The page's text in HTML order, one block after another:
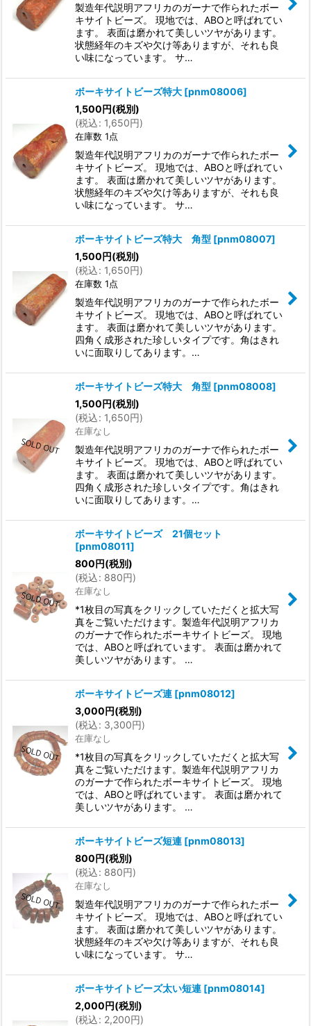
製造年代説明アフリカのガーナで作られたボー
キサイトビーズ。 現地では、ABOと呼ばれてい
ます。 表面は磨かれて美しいツヤがあります。
状態経年のキズや欠け等ありますが、それも良
い味になっています。 サ…
ボーキサイトビーズ特大 [pnm08006]
1,500円(税別)
(税込: 1,650円)
在庫数 1点
製造年代説明アフリカのガーナで作られたボー
キサイトビーズ。 現地では、ABOと呼ばれてい
ます。 表面は磨かれて美しいツヤがあります。
状態経年のキズや欠け等ありますが、それも良
い味になっています。 サ…
ボーキサイトビーズ特大 角型 [pnm08007]
1,500円(税別)
(税込: 1,650円)
在庫数 1点
製造年代説明アフリカのガーナで作られたボー
キサイトビーズ。 現地では、ABOと呼ばれてい
ます。 表面は磨かれて美しいツヤがあります。
四角く成形された珍しいタイプです。角はきれ
いに面取りしてあります。…
ボーキサイトビーズ特大 角型 [pnm08008]
1,500円(税別)
(税込: 1,650円)
在庫なし
製造年代説明アフリカのガーナで作られたボー
キサイトビーズ。 現地では、ABOと呼ばれてい
ます。 表面は磨かれて美しいツヤがあります。
四角く成形された珍しいタイプです。角はきれ
いに面取りしてあります。…
ボーキサイトビーズ 21個セット
[pnm08011]
800円(税別)
(税込: 880円)
在庫なし
*1枚目の写真をクリックしていただくと拡大写
真をご覧いただけます。製造年代説明アフリカ
のガーナで作られたボーキサイトビーズ。 現地
では、ABOと呼ばれています。 表面は磨かれて
美しいツヤがあります。 …
ボーキサイトビーズ連 [pnm08012]
3,000円(税別)
(税込: 3,300円)
在庫なし
*1枚目の写真をクリックしていただくと拡大写
真をご覧いただけます。製造年代説明アフリカ
のガーナで作られたボーキサイトビーズ。 現地
では、ABOと呼ばれています。 表面は磨かれて
美しいツヤがあります。 …
ボーキサイトビーズ短連 [pnm08013]
800円(税別)
(税込: 880円)
在庫なし
製造年代説明アフリカのガーナで作られたボー
キサイトビーズ。 現地では、ABOと呼ばれてい
ます。 表面は磨かれて美しいツヤがあります。
状態経年のキズや欠け等ありますが、それも良
い味になっています。 サ…
ボーキサイトビーズ太い短連 [pnm08014]
2,000円(税別)
(税込: 2,200円)